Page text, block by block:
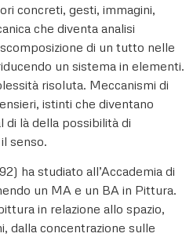
concreti, gesti, immagini,
che diventa analisi
di un tutto nelle
un sistema in elementi.
risoluta. Meccanismi di
istinti che diventano
di là della possibilità di
senso.
ha studiato all’Accademia di
un MA e un BA in Pittura.
in relazione allo spazio,
dalla concentrazione sulle